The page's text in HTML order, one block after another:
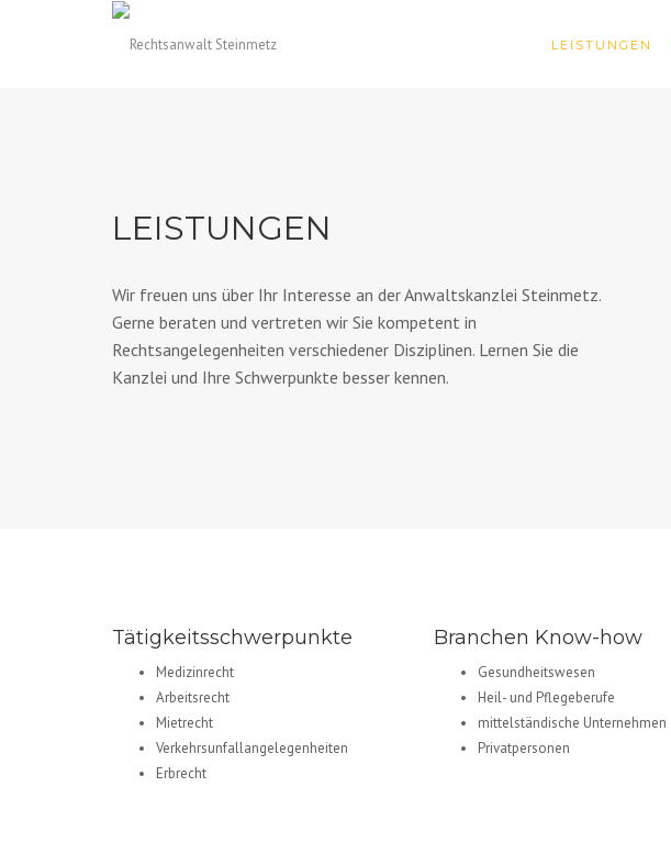
LEISTUNGEN
LEISTUNGEN
Wir freuen uns über Ihr Interesse an der Anwaltskanzlei Steinmetz.
Gerne beraten und vertreten wir Sie kompetent in
Rechtsangelegenheiten verschiedener Disziplinen. Lernen Sie die
Kanzlei und Ihre Schwerpunkte besser kennen.
Tätigkeitsschwerpunkte
Medizinrecht
Arbeitsrecht
Mietrecht
Verkehrsunfallangelegenheiten
Erbrecht
Branchen Know-how
Gesundheitswesen
Heil- und Pflegeberufe
mittelständische Unternehmen
Privatpersonen